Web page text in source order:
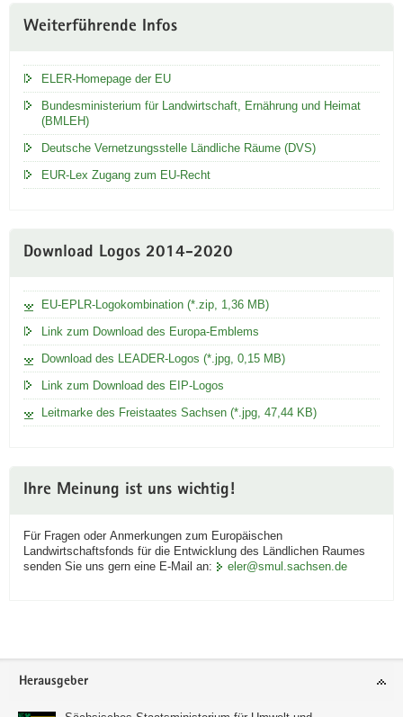
Weiterführende Infos
ELER-Homepage der EU
Bundesministerium für Landwirtschaft, Ernährung und Heimat
(BMLEH)
Deutsche Vernetzungsstelle Ländliche Räume (DVS)
EUR-Lex Zugang zum EU-Recht
Download Logos 2014-2020
EU-EPLR-Logokombination (*.zip, 1,36 MB)
Link zum Download des Europa-Emblems
Download des LEADER-Logos (*.jpg, 0,15 MB)
Link zum Download des EIP-Logos
Leitmarke des Freistaates Sachsen (*.jpg, 47,44 KB)
Ihre Meinung ist uns wichtig!
Für Fragen oder Anmerkungen zum Europäischen
Landwirtschaftsfonds für die Entwicklung des Ländlichen Raumes
senden Sie uns gern eine E-Mail an:
eler@smul.sachsen.de
Footer-
Herausgeber